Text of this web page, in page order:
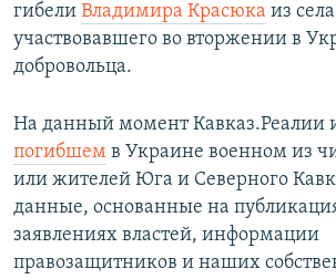
гибели Владимира Красюка из
участвовавшего во вторжении в
добровольца.
На данный момент Кавказ.Реалии
погибшем в Украине военном из
или жителей Юга и Северного
данные, основанные на
заявлениях властей, информации
правозащитников и наших